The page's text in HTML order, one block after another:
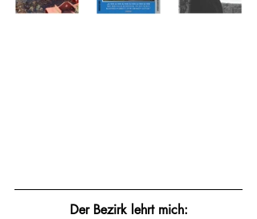
Der Bezirk lehrt mich: